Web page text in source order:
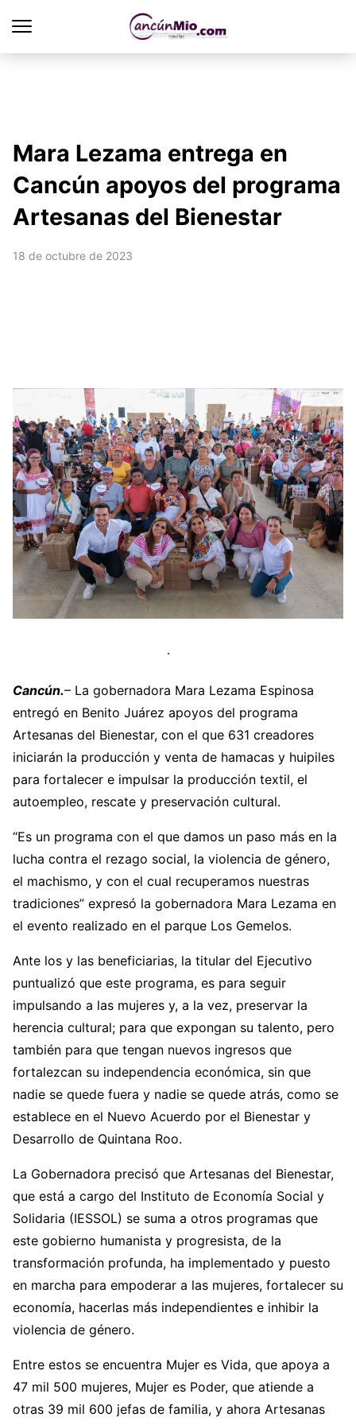
Mara Lezama entrega en
Cancún apoyos del programa
Artesanas del Bienestar
18 de octubre de 2023
Cancún.– La gobernadora Mara Lezama Espinosa
entregó en Benito Juárez apoyos del programa
Artesanas del Bienestar, con el que 631 creadores
iniciarán la producción y venta de hamacas y huipiles
para fortalecer e impulsar la producción textil, el
autoempleo, rescate y preservación cultural.
“Es un programa con el que damos un paso más en la
lucha contra el rezago social, la violencia de género,
el machismo, y con el cual recuperamos nuestras
tradiciones” expresó la gobernadora Mara Lezama en
el evento realizado en el parque Los Gemelos.
Ante los y las beneficiarias, la titular del Ejecutivo
puntualizó que este programa, es para seguir
impulsando a las mujeres y, a la vez, preservar la
herencia cultural; para que expongan su talento, pero
también para que tengan nuevos ingresos que
fortalezcan su independencia económica, sin que
nadie se quede fuera y nadie se quede atrás, como se
establece en el Nuevo Acuerdo por el Bienestar y
Desarrollo de Quintana Roo.
La Gobernadora precisó que Artesanas del Bienestar,
que está a cargo del Instituto de Economía Social y
Solidaria (IESSOL) se suma a otros programas que
este gobierno humanista y progresista, de la
transformación profunda, ha implementado y puesto
en marcha para empoderar a las mujeres, fortalecer su
economía, hacerlas más independientes e inhibir la
violencia de género.
Entre estos se encuentra Mujer es Vida, que apoya a
47 mil 500 mujeres, Mujer es Poder, que atiende a
otras 39 mil 600 jefas de familia, y ahora Artesanas